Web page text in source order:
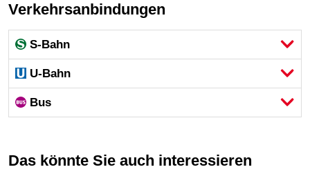
Verkehrsanbindungen
S-Bahn
U-Bahn
Bus
Das könnte Sie auch interessieren